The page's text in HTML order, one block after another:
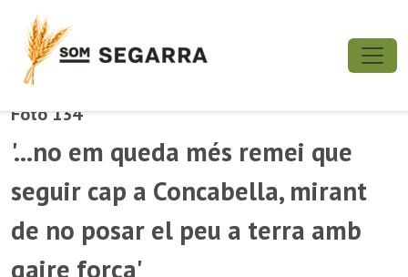
Foto 134
'...no em queda més remei que
seguir cap a Concabella, mirant
de no posar el peu a terra amb
gaire força'